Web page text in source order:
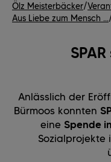
Ölz Meisterbäcker/
Aus Liebe zum Mensch ...
Anlässlich der
Bürmoos konnten
eine Spende
Sozialprojekte